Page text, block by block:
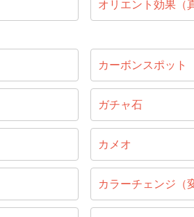
オリエント効果（
カーボンスポット
ガチャ石
カメオ
カラーチェンジ（